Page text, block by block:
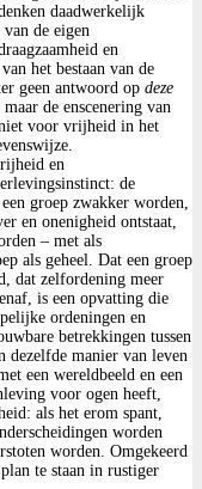
daadwerkelijk
de eigen
en
het bestaan van de
geen antwoord op deze
de enscenering van
voor vrijheid in het
en
de
groep zwakker worden,
en onenigheid ontstaat,
– met als
als geheel. Dat een groep
dat zelfordening meer
is een opvatting die
ordeningen en
betrekkingen tussen
dezelfde manier van leven
een wereldbeeld en een
voor ogen heeft,
als het erom spant,
worden
worden. Omgekeerd
te staan in rustiger